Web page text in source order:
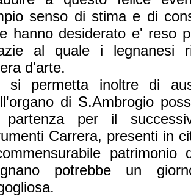
senso di stima e di
hanno desiderato e' reso
al quale i legnanesi
d'arte.
si permetta inoltre di
di S.Ambrogio
per il
Carrera, presenti in
potrebbe un